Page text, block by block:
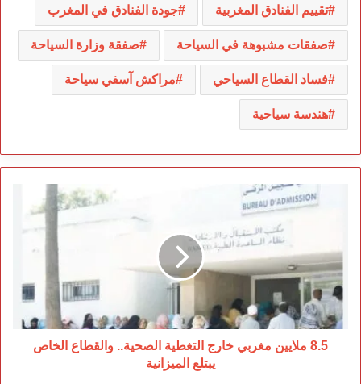
تقييم الفنادق المغربية جودة الفنادق في المغرب
صفقات مشبوهة في السياحة صفقة وزارة السياحة
فساد القطاع السياحي مراكش آسفي سياحة
هندسة سياحية
ملايين
التغطية
الصحية..
والقطاع
الخاص
يبتلع
الميزانية8.5 ملايين مغربي خارج التغطية الصحية.. والقطاع الخاص
يبتلع الميزانية